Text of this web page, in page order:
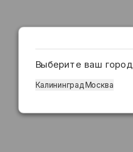
Выберите ваш город
КалининградМосква